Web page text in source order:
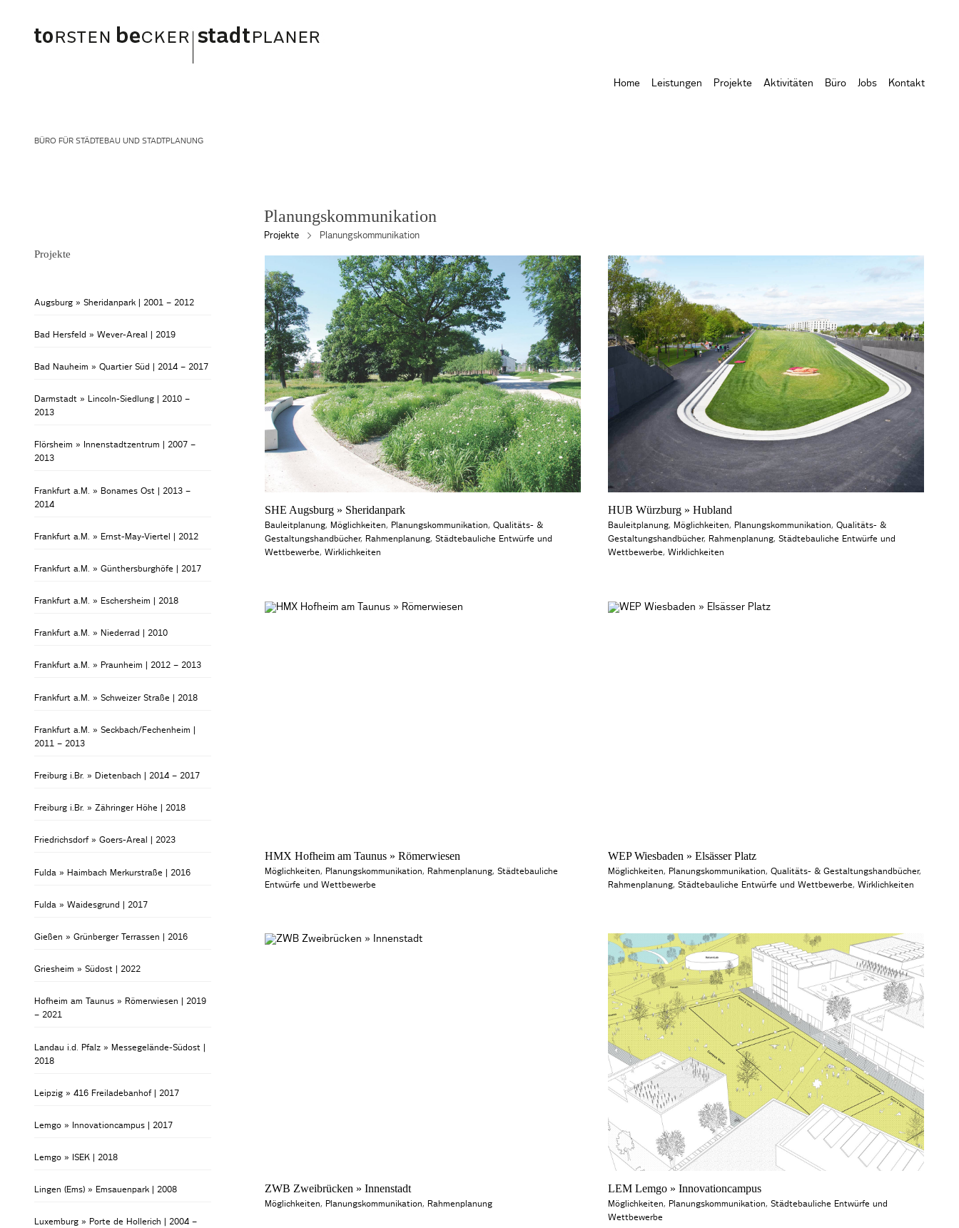
BÜRO FÜR STÄDTEBAU UND STADTPLANUNG
Home Leistungen Projekte Aktivitäten Büro Jobs Kontakt
Planungskommunikation
Projekte Planungskommunikation
SHE Augsburg » Sheridanpark
Bauleitplanung, Möglichkeiten, Planungskommunikation, Qualitäts- &
Gestaltungshandbücher, Rahmenplanung, Städtebauliche Entwürfe und
Wettbewerbe, Wirklichkeiten
HUB Würzburg » Hubland
Bauleitplanung, Möglichkeiten, Planungskommunikation,Qualitäts- &
Gestaltungshandbücher, Rahmenplanung,Städtebauliche Entwürfe und
Wettbewerbe,Wirklichkeiten
HMX Hofheim am Taunus » Römerwiesen
Möglichkeiten, Planungskommunikation, Rahmenplanung, Städtebauliche
Entwürfe und Wettbewerbe
WEP Wiesbaden » Elsässer Platz
Möglichkeiten, Planungskommunikation,Qualitäts- & Gestaltungshandbücher,
Rahmenplanung,Städtebauliche Entwürfe und Wettbewerbe,Wirklichkeiten
ZWB Zweibrücken » Innenstadt
Möglichkeiten, Planungskommunikation, Rahmenplanung
LEM Lemgo » Innovationcampus
Möglichkeiten, Planungskommunikation,Städtebauliche Entwürfe und
Wettbewerbe
Projekte
Augsburg » Sheridanpark | 2001 – 2012
Bad Hersfeld » Wever-Areal | 2019
Bad Nauheim » Quartier Süd | 2014 – 2017
Darmstadt » Lincoln-Siedlung | 2010 –
2013
Flörsheim » Innenstadtzentrum | 2007 –
2013
Frankfurt a.M. » Bonames Ost | 2013 –
2014
Frankfurt a.M. » Ernst-May-Viertel | 2012
Frankfurt a.M. » Günthersburghöfe | 2017
Frankfurt a.M. » Eschersheim | 2018
Frankfurt a.M. » Niederrad | 2010
Frankfurt a.M. » Praunheim | 2012 – 2013
Frankfurt a.M. » Schweizer Straße | 2018
Frankfurt a.M. » Seckbach/Fechenheim |
2011 – 2013
Freiburg i.Br. » Dietenbach | 2014 – 2017
Freiburg i.Br. » Zähringer Höhe | 2018
Friedrichsdorf » Goers-Areal | 2023
Fulda » Haimbach Merkurstraße | 2016
Fulda » Waidesgrund | 2017
Gießen » Grünberger Terrassen | 2016
Griesheim » Südost | 2022
Hofheim am Taunus » Römerwiesen | 2019
– 2021
Landau i.d. Pfalz » Messegelände-Südost |
2018
Leipzig » 416 Freiladebanhof | 2017
Lemgo » Innovationcampus | 2017
Lemgo » ISEK | 2018
Lingen (Ems) » Emsauenpark | 2008
Luxemburg » Porte de Hollerich | 2004 –